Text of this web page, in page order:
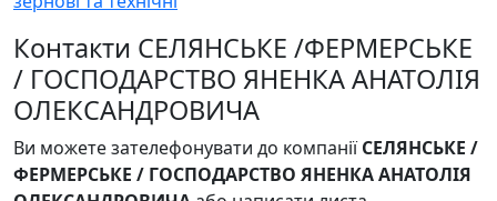
Контакти СЕЛЯНСЬКЕ /ФЕРМЕРСЬКЕ
/ ГОСПОДАРСТВО ЯНЕНКА АНАТОЛІЯ
ОЛЕКСАНДРОВИЧА
Ви можете зателефонувати до компаніїСЕЛЯНСЬКЕ /
ФЕРМЕРСЬКЕ / ГОСПОДАРСТВО ЯНЕНКА АНАТОЛІЯ